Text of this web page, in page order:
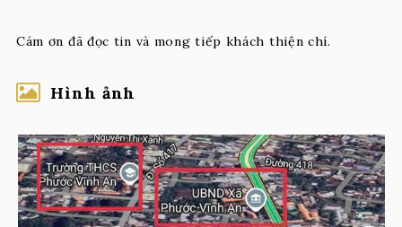
Cám ơn đã đọc tin và mong tiếp khách thiện chí.
Hình ảnh